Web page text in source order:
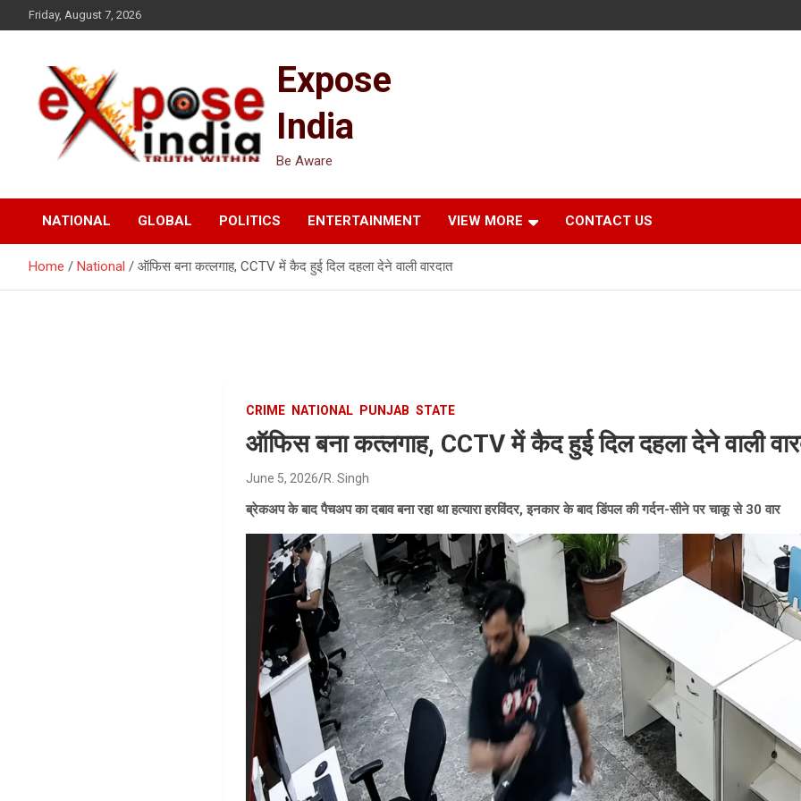
to
Friday, August 7, 2026
Expose
India
Be Aware
NATIONAL GLOBAL POLITICS ENTERTAINMENT VIEW MORE CONTACT US
Home National ऑफिस बना कत्लगाह, CCTV में कैद हुई दिल दहला देने वाली वारदात
CRIME NATIONAL PUNJAB STATE
ऑफिस बना कत्लगाह, CCTV में कैद हुई दिल दहला देने वाली
June 5, 2026 R. Singh
ब्रेकअप के बाद पैचअप का दबाव बना रहा था हत्यारा हरविंदर, इनकार के बाद डिंपल की गर्दन-सीने पर चाकू से 30 वार